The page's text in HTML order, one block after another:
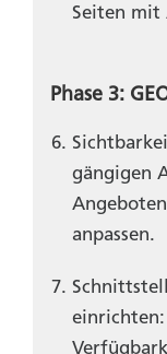
Seiten mit
Phase 3:
gängigen
anpassen.